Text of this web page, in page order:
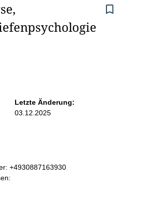
Letzte Änderung:
03.12.2025
+4930887163930